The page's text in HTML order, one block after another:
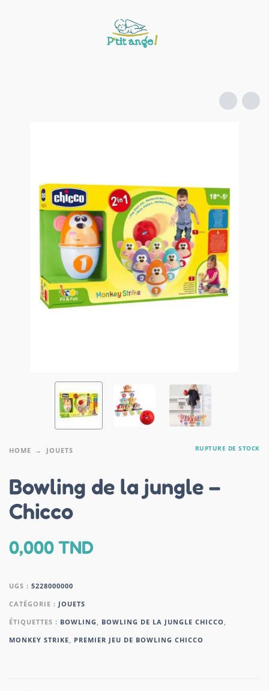
HOME JOUETS RUPTURE DE STOCK
Bowling de la jungle –
Chicco
0,000TND
UGS : 5228000000
CATÉGORIE : JOUETS
ÉTIQUETTES : BOWLING BOWLING DE LA JUNGLE CHICCO
MONKEY STRIKE
PREMIER JEU DE BOWLING CHICCO